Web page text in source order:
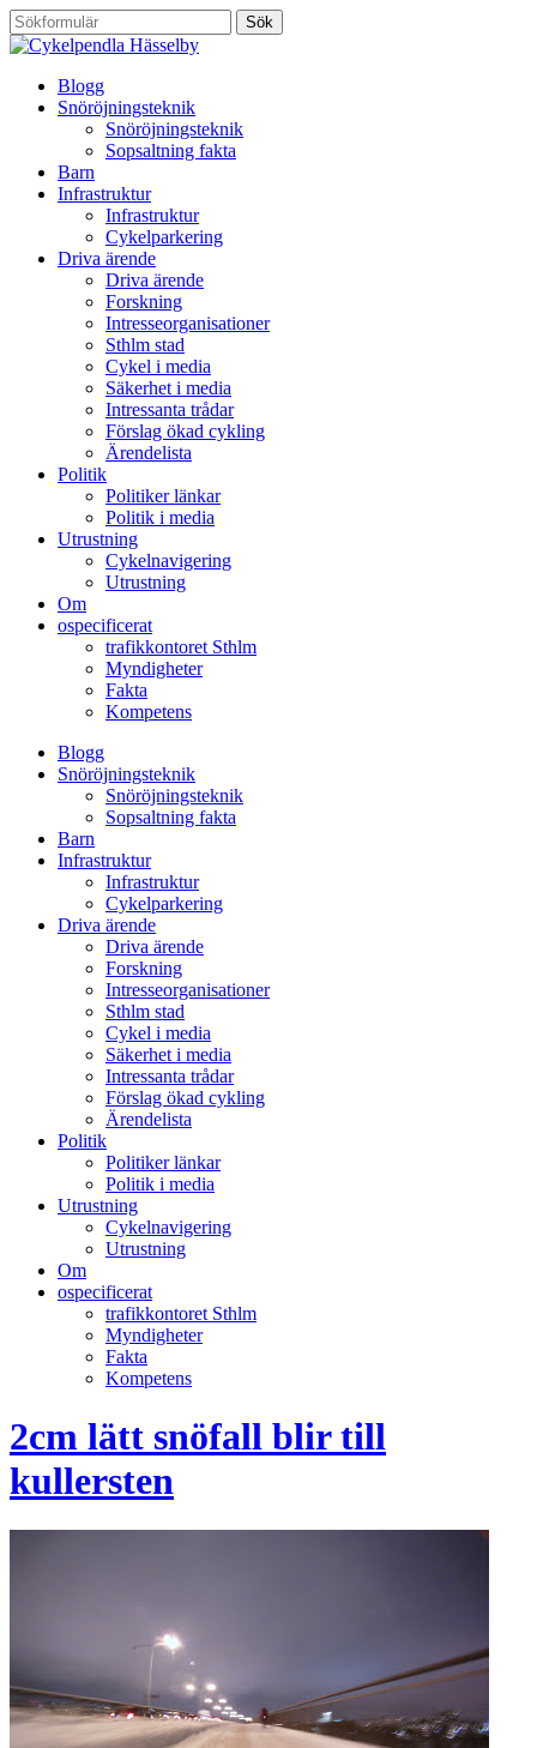
Blogg
Snöröjningsteknik
Snöröjningsteknik
Sopsaltning fakta
Barn
Infrastruktur
Infrastruktur
Cykelparkering
Driva ärende
Driva ärende
Forskning
Intresseorganisationer
Sthlm stad
Cykel i media
Säkerhet i media
Intressanta trådar
Förslag ökad cykling
Ärendelista
Politik
Politiker länkar
Politik i media
Utrustning
Cykelnavigering
Utrustning
Om
ospecificerat
trafikkontoret Sthlm
Myndigheter
Fakta
Kompetens
Blogg
Snöröjningsteknik
Snöröjningsteknik
Sopsaltning fakta
Barn
Infrastruktur
Infrastruktur
Cykelparkering
Driva ärende
Driva ärende
Forskning
Intresseorganisationer
Sthlm stad
Cykel i media
Säkerhet i media
Intressanta trådar
Förslag ökad cykling
Ärendelista
Politik
Politiker länkar
Politik i media
Utrustning
Cykelnavigering
Utrustning
Om
ospecificerat
trafikkontoret Sthlm
Myndigheter
Fakta
Kompetens
2cm lätt snöfall blir till
kullersten